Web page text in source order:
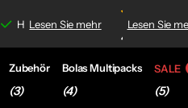
Kostenloser Versandab 35 €
Kostenloser Versand
Hochwertige Boxershorts & keine
Lesen Sie mehr
keine
Lesen Sie
Zubehör
(3)
Bolas Multipacks
(4)
SALE
(5)